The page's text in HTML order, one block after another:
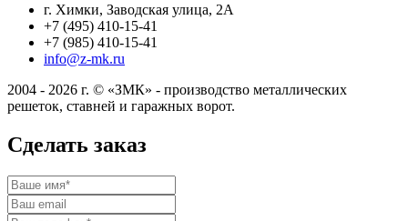
г. Химки, Заводская улица, 2А
+7 (495) 410-15-41
+7 (985) 410-15-41
info@z-mk.ru
2004 - 2026 г. © «ЗМК» - производство металлических
решеток, ставней и гаражных ворот.
Сделать заказ